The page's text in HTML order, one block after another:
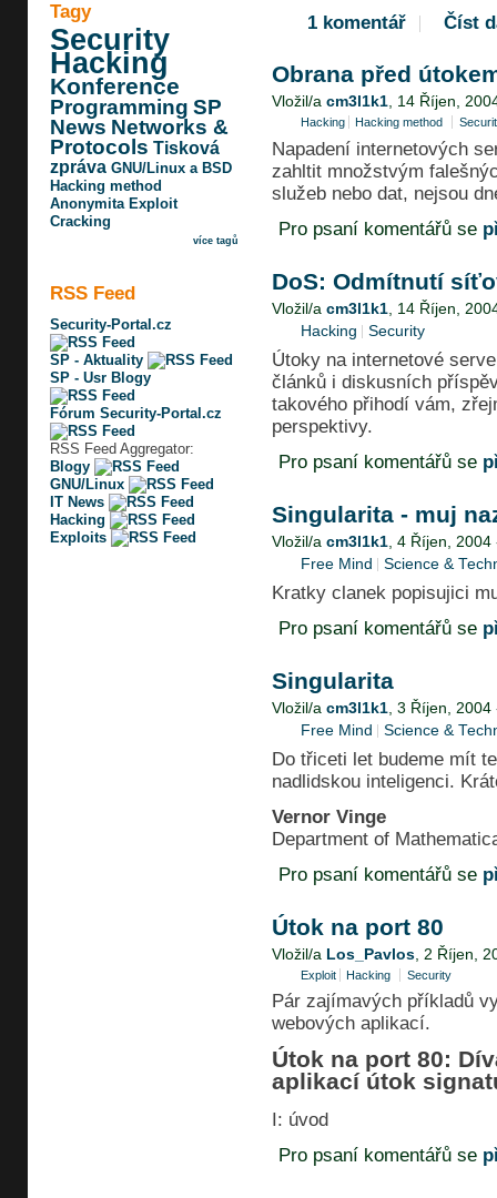
Tagy
Security
Hacking
Konference
Programming SP
News Networks &
Protocols Tisková
zpráva GNU/Linux a BSD
Hacking method
Anonymita Exploit
Cracking
více tagů
RSS Feed
Security-Portal.cz
SP - Aktuality
SP - Usr Blogy
Fórum Security-Portal.cz
RSS Feed Aggregator:
Blogy
GNU/Linux
IT News
Hacking
Exploits
1 komentář
Číst
Obrana před
Vložil/a cm3l1k1, 14 Říjen,
Hacking Hacking method
Napadení internetových
zahltit množstvým
služeb nebo dat, nejsou
Pro psaní komentářů se
DoS: Odmítnutí
Vložil/a cm3l1k1, 14 Říjen,
Hacking
Security
Útoky na internetové
článků i diskusních
takového přihodí vám,
perspektivy.
Pro psaní komentářů se
Singularita - muj
Vložil/a cm3l1k1, 4 Říjen, 2004
Free Mind
Science &
Kratky clanek popisujici
Pro psaní komentářů se
Singularita
Vložil/a cm3l1k1, 3 Říjen, 2004
Free Mind
Science &
Do třiceti let budeme mít
nadlidskou inteligenci.
Vernor Vinge
Department of
Pro psaní komentářů se
Útok na port 80
Vložil/a Los_Pavlos, 2 Říjen,
Exploit Hacking Security
Pár zajímavých příkladů
webových aplikací.
Útok na port 80:
aplikací útok
I: úvod
Pro psaní komentářů se